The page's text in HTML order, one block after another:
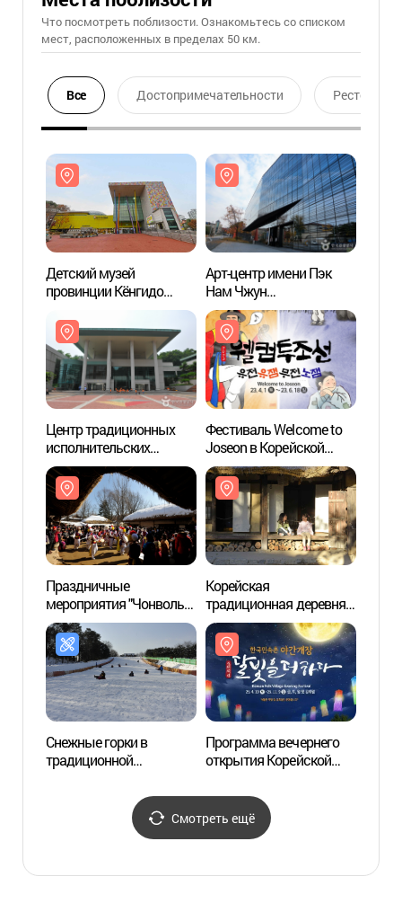
Что посмотреть поблизости. Ознакомьтесь со списком
мест, расположенных в пределах 50 км.
Все Достопримечательности Ресторан
Детский музей
провинции Кёнгидо
(경기도어린이박물관)
Арт-центр имени Пэк
Нам Чжун
(백남준아트센터)
Центр традиционных
исполнительских
искусств провинции
Кёнги-до (경기도국악당)
Фестиваль Welcome to
Joseon в Корейской
традиционной деревне
Минсокчхон (한국민속촌
봄 축제, 웰컴투조선)
Праздничные
мероприятия "Чонволь
Тэборым" в
Традиционной деревне
"Минсокчхон"
(한국민속촌 정월대보름
특별행사)
Корейская
традиционная деревня
Минсокчхон
(한국민속촌)
Снежные горки в
традиционной
Минсокчхон (한국민속촌
Программа вечернего
открытия Корейской
Минсокчхон "Прогулки
под лунным светом"
(한국민속촌 야간개장
Смотреть ещё